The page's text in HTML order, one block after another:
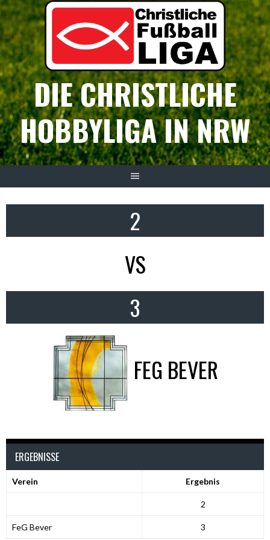
Springe
zum
Inhalt
DIE CHRISTLICHE
HOBBYLIGA IN NRW
2
VS
3
FEG BEVER
ERGEBNISSE
Verein Ergebnis
2
FeG Bever 3